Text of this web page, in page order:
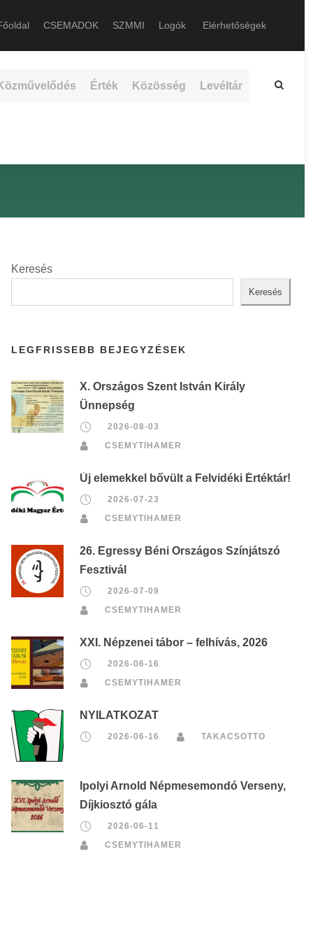
CSEMADOK SZMMI Logók Elérhetőségek
Érték Közösség Levéltár
Keresés
Keresés
LEGFRISSEBB BEJEGYZÉSEK
X. Országos Szent István Király
Ünnepség
2026-08-03
CSEMYTIHAMER
Új elemekkel bővült a Felvidéki Értéktár!
2026-07-23
CSEMYTIHAMER
26. Egressy Béni Országos Színjátszó
Fesztivál
2026-07-09
CSEMYTIHAMER
XXI. Népzenei tábor – felhívás, 2026
2026-06-16
CSEMYTIHAMER
NYILATKOZAT
2026-06-16 TAKACSOTTO
Ipolyi Arnold Népmesemondó Verseny,
Díjkiosztó gála
2026-06-11
CSEMYTIHAMER